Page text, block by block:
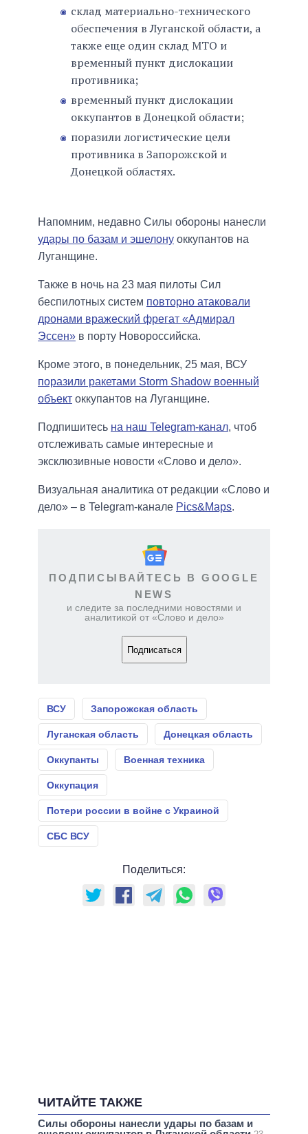
склад материально-технического
обеспечения в Луганской области, а
также еще один склад МТО и
временный пункт дислокации
противника;
временный пункт дислокации
оккупантов в Донецкой области;
поразили логистические цели
противника в Запорожской и
Донецкой областях.
Напомним, недавно Силы обороны нанесли
удары по базам и эшелону оккупантов на
Луганщине.
Также в ночь на 23 мая пилоты Сил
беспилотных систем повторно атаковали
дронами вражеский фрегат «Адмирал
Эссен» в порту Новороссийска.
Кроме этого, в понедельник, 25 мая, ВСУ
поразили ракетами Storm Shadow военный
объект оккупантов на Луганщине.
Подпишитесь на наш Telegram-канал, чтоб
отслеживать самые интересные и
эксклюзивные новости «Слово и дело».
Визуальная аналитика от редакции «Слово и
дело» – в Telegram-канале Pics&Maps.
ПОДПИСЫВАЙТЕСЬ В GOOGLE
NEWS
и следите за последними новостями и
аналитикой от «Слово и дело»
Подписаться
ВСУ Запорожская область
Луганская область Донецкая область
Оккупанты Военная техника
Оккупация
Потери россии в войне с Украиной
СБС ВСУ
Поделиться:
ЧИТАЙТЕ ТАКЖЕ
Силы обороны нанесли удары по базам и